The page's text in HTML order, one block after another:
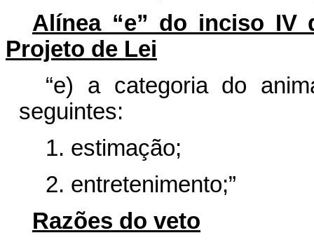
Alínea “e” do inciso IV
Projeto de Lei
“e) a categoria do
seguintes:
1. estimação;
2. entretenimento;”
Razões do veto